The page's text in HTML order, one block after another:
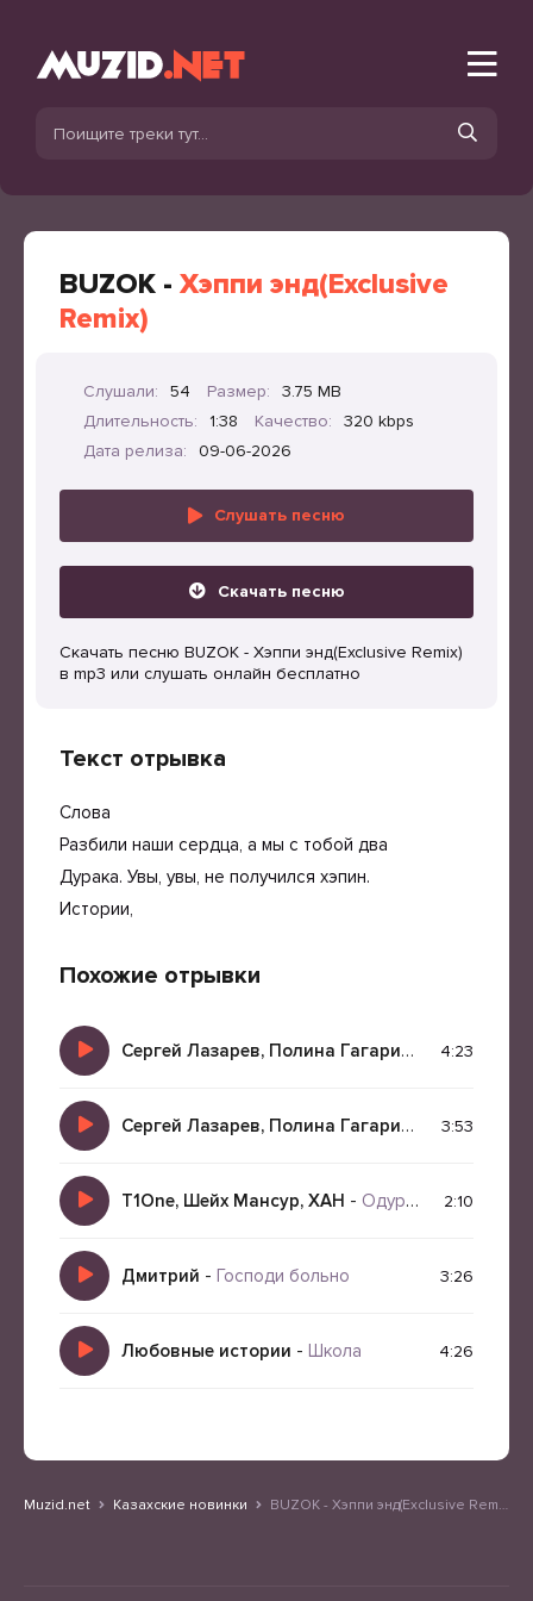
BUZOK - Хэппи энд(Exclusive
Remix)
Слушали: 54 Размер:
3.75 MB
Длительность:
1:38 Качество:
320 kbps
Дата релиза:
09-06-2026
Слушать песню
Скачать песню
Скачать песню BUZOK - Хэппи энд(Exclusive Remix)
в mp3 или слушать онлайн бесплатно
Текст отрывка
Слова
Разбили наши сердца, а мы с тобой два
Дурака. Увы, увы, не получился хэпин.
Истории,
Похожие отрывки
Сергей Лазарев, Полина Гагарина Хэппи Энд
4:23
Сергей Лазарев, Полина Гагарина Хэппи Энд
3:53
T1One, Шейх Мансур, ХАН - Одурманила 2:10
Дмитрий - Господи больно 3:26
Любовные истории - Школа 4:26
Muzid.net Казахские новинки BUZOK - Хэппи энд(Exclusive Remix)